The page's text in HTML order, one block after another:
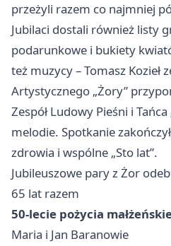
przeżyli razem co najmniej
Jubilaci dostali również listy
podarunkowe i bukiety
też muzycy – Tomasz Kozieł
Artystycznego „Żory”
Zespół Ludowy Pieśni i
melodie. Spotkanie
zdrowia i wspólne „Sto lat”.
Jubileuszowe pary z Żor
65 lat razem
50-lecie pożycia
Maria i Jan Baranowie